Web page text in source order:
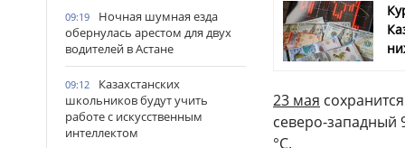
09:19
Ночная шумная езда
обернулась арестом для двух
водителей в Астане
09:12
Казахстанских
школьников будут учить
работе с искусственным
интеллектом
23 мая
северо-западный
°С.